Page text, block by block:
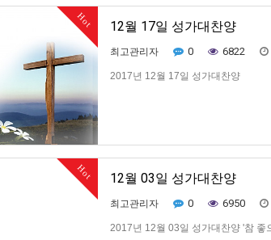
Hot 12월 17일 성가대찬양
최고관리자 0 6822
2017년 12월 17일 성가대찬양
Hot 12월 03일 성가대찬양
최고관리자 0 6950
2017년 12월 03일 성가대찬양 '참 좋